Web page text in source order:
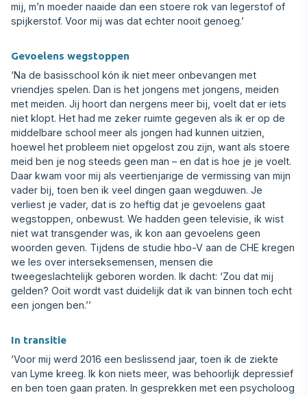
mij, m’n moeder naaide dan een stoere rok van legerstof of
spijkerstof. Voor mij was dat echter nooit genoeg.’
Gevoelens wegstoppen
‘Na de basisschool kón ik niet meer onbevangen met
vriendjes spelen. Dan is het jongens met jongens, meiden
met meiden. Jij hoort dan nergens meer bij, voelt dat er iets
niet klopt. Het had me zeker ruimte gegeven als ik er op de
middelbare school meer als jongen had kunnen uitzien,
hoewel het probleem niet opgelost zou zijn, want als stoere
meid ben je nog steeds geen man – en dat is hoe je je voelt.
Daar kwam voor mij als veertienjarige de vermissing van mijn
vader bij, toen ben ik veel dingen gaan wegduwen. Je
verliest je vader, dat is zo heftig dat je gevoelens gaat
wegstoppen, onbewust. We hadden geen televisie, ik wist
niet wat transgender was, ik kon aan gevoelens geen
woorden geven. Tijdens de studie hbo-V aan de CHE kregen
we les over interseksemensen, mensen die
tweegeslachtelijk geboren worden. Ik dacht: ‘Zou dat mij
gelden? Ooit wordt vast duidelijk dat ik van binnen toch echt
een jongen ben.’’
In transitie
‘Voor mij werd 2016 een beslissend jaar, toen ik de ziekte
van Lyme kreeg. Ik kon niets meer, was behoorlijk depressief
en ben toen gaan praten. In gesprekken met een psycholoog